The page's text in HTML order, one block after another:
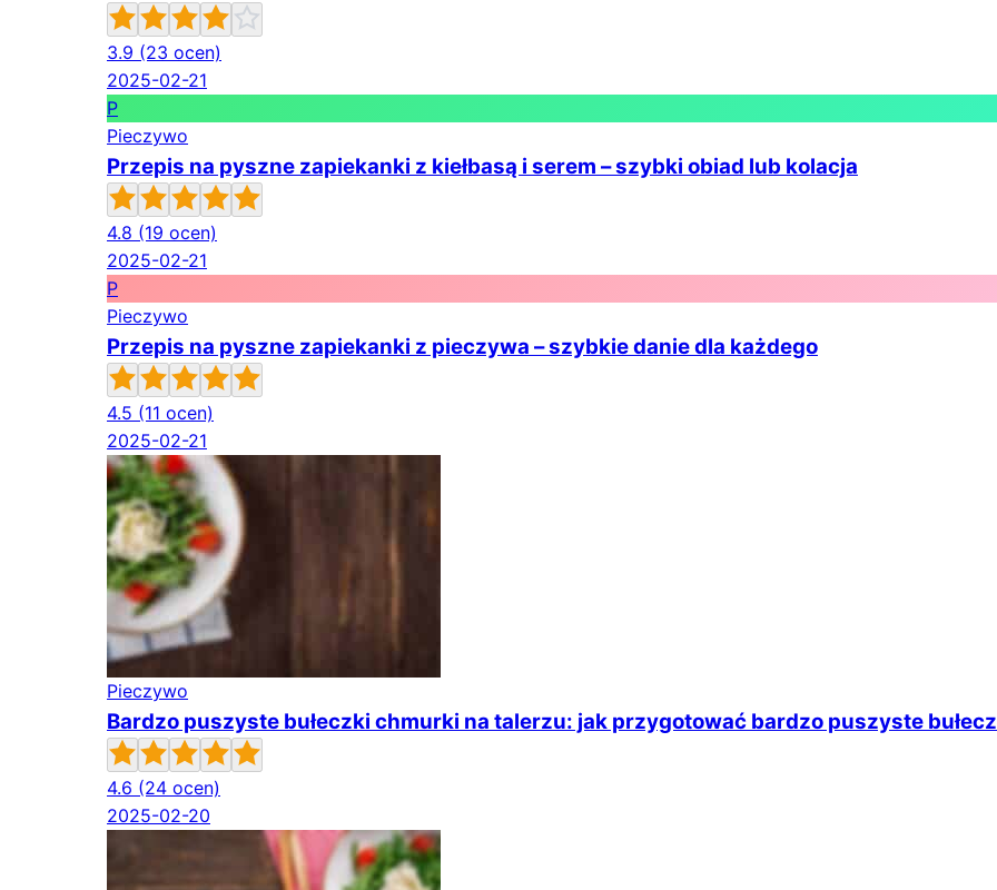
3.9 (23 ocen)
2025-02-21
P
Pieczywo
Przepis na pyszne zapiekanki z kiełbasą i serem – szybki obiad lub kolacja
4.8 (19 ocen)
2025-02-21
P
Pieczywo
Przepis na pyszne zapiekanki z pieczywa – szybkie danie dla każdego
4.5 (11 ocen)
2025-02-21
Pieczywo
Bardzo puszyste bułeczki chmurki na talerzu: jak przygotować bardzo puszyste
4.6 (24 ocen)
2025-02-20